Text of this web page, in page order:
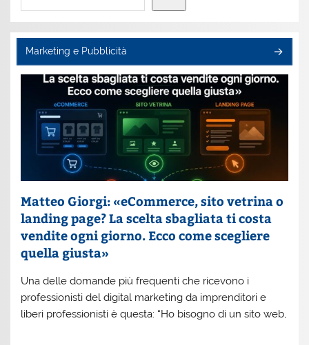
Marketing e Pubblicità
Matteo Giorgi: «eCommerce, sito vetrina o
landing page? La scelta sbagliata ti costa
vendite ogni giorno. Ecco come scegliere
quella giusta»
Una delle domande più frequenti che ricevono i
professionisti del digital marketing da imprenditori e
liberi professionisti è questa: “Ho bisogno di un sito web,